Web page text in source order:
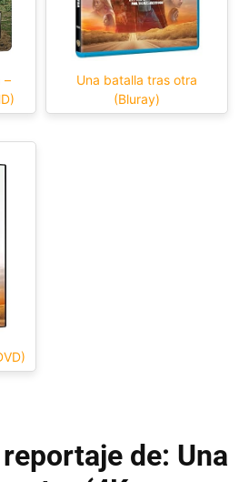
–
Una batalla tras otra
(Bluray)
de: Una